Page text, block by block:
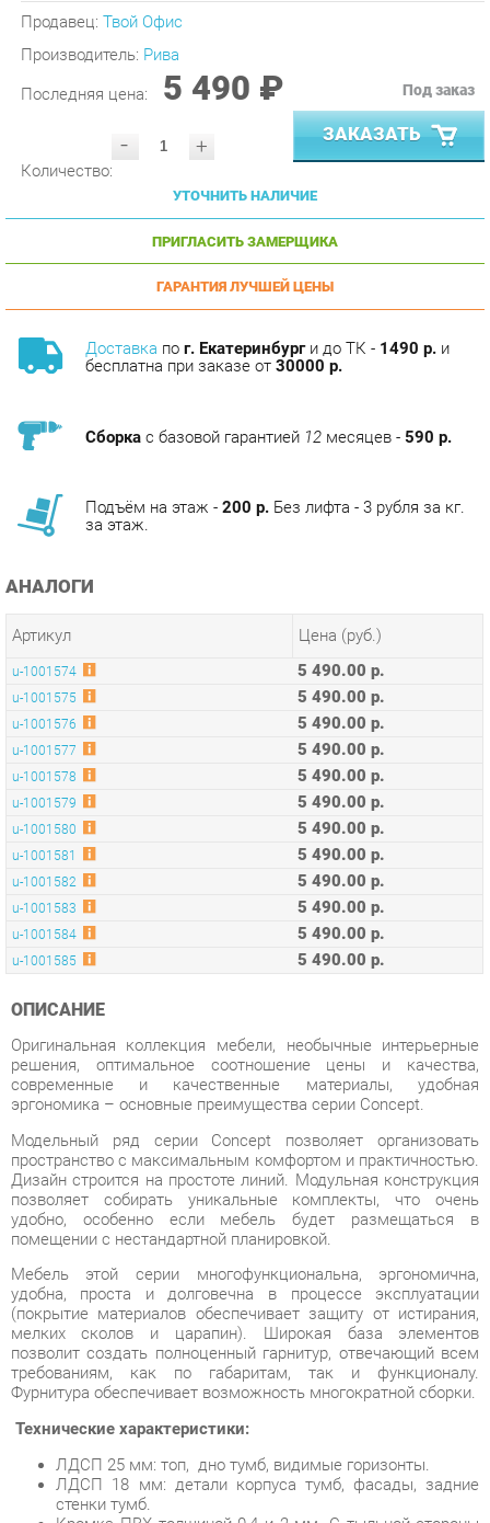
Производитель:Рива
Последняя цена: 5 490 ₽
- ЗАКАЗАТЬ
УТОЧНИТЬ НАЛИЧИЕ
ПРИГЛАСИТЬ ЗАМЕРЩИКА
ГАРАНТИЯ ЛУЧШЕЙ ЦЕНЫ
по г. Екатеринбурги до ТК -
бесплатна при заказе от30000 р.
Подъём на этаж - 200 р. Без лифта - 3 рубля за кг.
АНАЛОГИ
u-1001575 5 490.00 р.
5 490.00 р.
5 490.00 р.
u-1001579 5 490.00 р.
u-1001580 5 490.00 р.
u-1001581 5 490.00 р.
u-1001582 5 490.00 р.
u-1001583 5 490.00 р.
u-1001584 5 490.00 р.
u-1001585 5 490.00 р.
ОПИСАНИЕ
Оригинальная коллекция мебели, необычные интерьерные
современные и качественные материалы, удобная
Модельный ряд серии Concept позволяет организовать
пространство с максимальным комфортом и практичностью.
Дизайн строится на простоте линий. Модульная конструкция
позволяет собирать уникальные комплекты, что очень
удобно, особенно если мебель будет размещаться в
помещении с нестандартной планировкой.
Мебель этой серии многофункциональна, эргономична,
удобна, проста и долговечна в процессе эксплуатации
(покрытие материалов обеспечивает защиту от истирания,
мелких сколов и царапин). Широкая база элементов
требованиям, как по габаритам, так и функционалу.
Фурнитура обеспечивает возможность многократной сборки.
Технические характеристики:
ЛДСП 25 мм: топ, дно тумб, видимые горизонты.
ЛДСП 18 мм: детали корпуса тумб, фасады, задние
стенки тумб.
Кромка ПВХ толщиной 0,4 и 2 мм. С тыльной стороны
все торцы обработанны кромкой 2 мм.
Опоры: труба 50х25.
Направляющие ящиков: шариковые, полного
выдвижения без доводчиков, L=350 мм.